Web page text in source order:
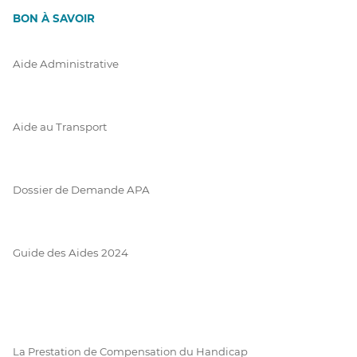
BON À SAVOIR
Aide Administrative
Aide au Transport
Dossier de Demande APA
Guide des Aides 2024
La Prestation de Compensation du Handicap